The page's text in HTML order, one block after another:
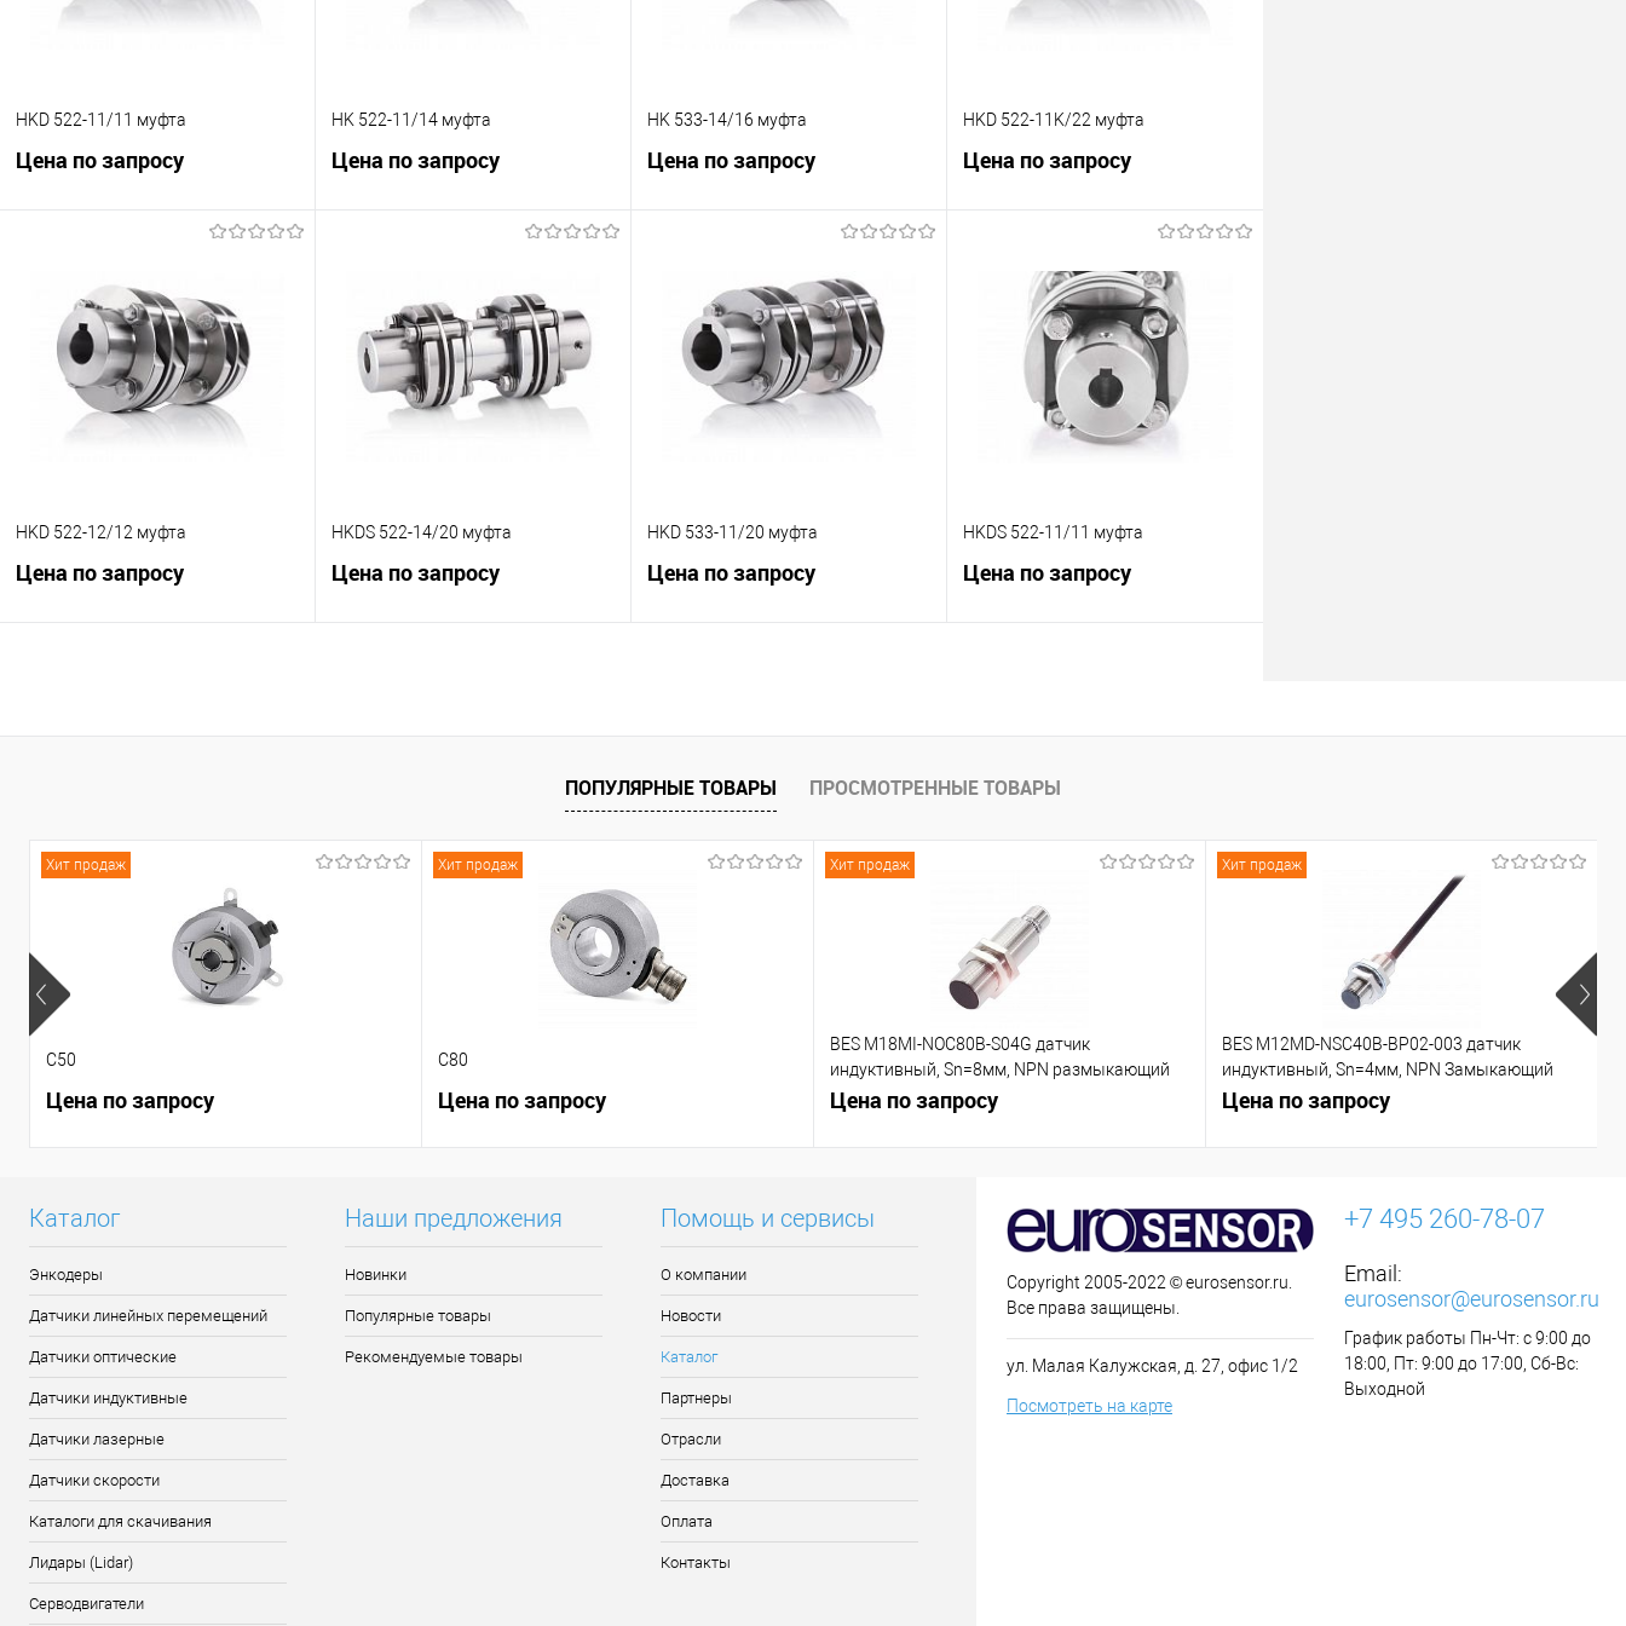
HKD 522-11/11 муфта
Цена по запросу
В корзину
К сравнению
В избранное
Под заказ
HK 522-11/14 муфта
Цена по запросу
В корзину
К сравнению
В избранное
Под заказ
HK 533-14/16 муфта
Цена по запросу
В корзину
К сравнению
В избранное
Под заказ
HKD 522-11K/22 муфта
Цена по запросу
В корзину
К сравнению
В избранное
Под заказ
HKD 522-12/12 муфта
Цена по запросу
HKDS 522-14/20 муфта
Цена по запросу
HKD 533-11/20 муфта
Цена по запросу
HKDS 522-11/11 муфта
Цена по запросу
ПОПУЛЯРНЫЕ ТОВАРЫ ПРОСМОТРЕННЫЕ ТОВАРЫ
Хит продаж
C50
Цена по запросу
Хит продаж
C80
Цена по запросу
Хит продаж
BES M18MI-NOC80B-S04G датчик
индуктивный, Sn=8мм, NPN размыкающий
контакт (NC)
Цена по запросу
Хит продаж
BES M12MD-NSC40B-BP02-003 датчик
индуктивный, Sn=4мм, NPN Замыкающий
контакт (NO)
Цена по запросу
Каталог
Энкодеры
Датчики линейных перемещений
Датчики оптические
Датчики индуктивные
Датчики лазерные
Датчики скорости
Каталоги для скачивания
Лидары (Lidar)
Серводвигатели
Наши предложения
Новинки
Популярные товары
Рекомендуемые товары
Помощь и сервисы
О компании
Новости
Каталог
Партнеры
Отрасли
Доставка
Оплата
Контакты
Copyright 2005-2022 © eurosensor.ru.
Все права защищены.
ул. Малая Калужская, д. 27, офис 1/2
Посмотреть на карте
+7 495 260-78-07
Email:
eurosensor@eurosensor.ru
График работы Пн-Чт: с 9:00 до
18:00, Пт: 9:00 до 17:00, Сб-Вс:
Выходной